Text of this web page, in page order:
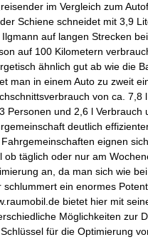
im Vergleich zum
Schiene schneidet mit 3,9
Ilgmann auf langen Strecken
auf 100 Kilometern
ähnlich gut ab wie die
man in einem Auto zu zweit
von ca. 7,8
Personen und 2,6 l
deutlich
eignen
ob täglich oder nur am
an, da man sich wie
schlummert ein enormes
bietet hier mit
Möglichkeiten zur
für die Optimierung